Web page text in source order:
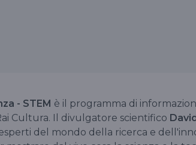
- STEM è il programma di
Cultura. Il divulgatore scientifico
del mondo della ricerca e